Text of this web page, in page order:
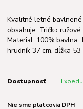
Kvalitné letné bavlnené
obsahuje: Tričko
Material: 100% bavlna
hrudník 37 cm, dĺžka
Dostupnosť
Nie sme platcovia DPH